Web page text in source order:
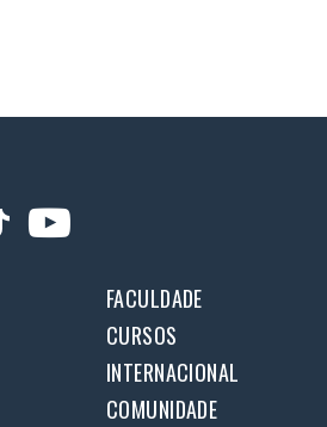
FACULDADE
CURSOS
INTERNACIONAL
COMUNIDADE